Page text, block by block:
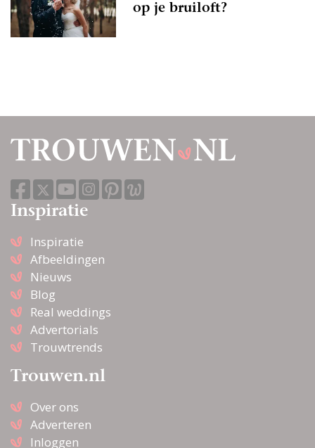
op je bruiloft?
Inspiratie
Inspiratie
Afbeeldingen
Nieuws
Blog
Real weddings
Advertorials
Trouwtrends
Trouwen.nl
Over ons
Adverteren
Inloggen